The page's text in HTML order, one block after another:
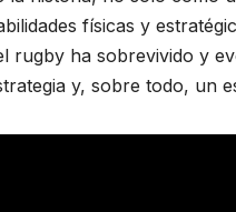
físicas y
rugby ha sobrevivido y
y, sobre todo, un